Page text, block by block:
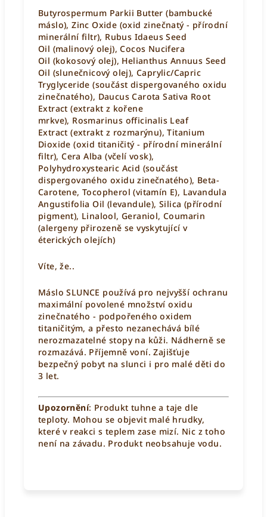
Butyrospermum Parkii Butter (bambucké
máslo), Zinc Oxide (oxid zinečnatý - přírodní
minerální filtr), Rubus Idaeus Seed
Oil (malinový olej), Cocos Nucifera
Oil (kokosový olej), Helianthus Annuus Seed
Oil (slunečnicový olej), Caprylic/Capric
Tryglyceride (součást dispergovaného oxidu
zinečnatého), Daucus Carota Sativa Root
Extract (extrakt z kořene
mrkve), Rosmarinus officinalis Leaf
Extract (extrakt z rozmarýnu), Titanium
Dioxide (oxid titaničitý - přírodní minerální
filtr), Cera Alba (včelí vosk),
Polyhydroxystearic Acid (součást
dispergovaného oxidu zinečnatého), Beta-
Carotene, Tocopherol (vitamín E), Lavandula
Angustifolia Oil (levandule), Silica (přírodní
pigment), Linalool, Geraniol, Coumarin
(alergeny přirozeně se vyskytující v
éterických olejích)
Víte, že..
Máslo SLUNCE používá pro nejvyšší ochranu
maximální povolené množství oxidu
zinečnatého - podpořeného oxidem
titaničitým, a přesto nezanechává bílé
nerozmazatelné stopy na kůži. Nádherně se
rozmazává. Příjemně voní. Zajišťuje
bezpečný pobyt na slunci i pro malé děti do
3 let.
Upozornění: Produkt tuhne a taje dle
teploty. Mohou se objevit malé hrudky,
které v reakci s teplem zase mizí. Nic z toho
není na závadu. Produkt neobsahuje vodu.